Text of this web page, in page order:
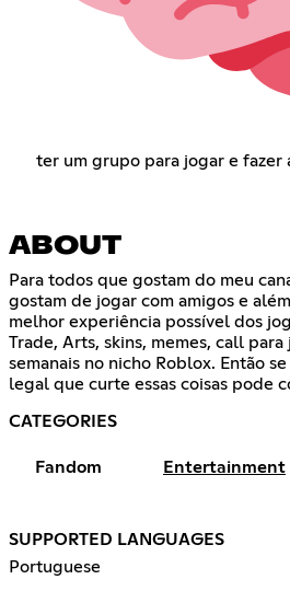
ter um grupo para jogar e fazer
ABOUT
Para todos que gostam do meu
gostam de jogar com amigos e
melhor experiência possível dos
Trade, Arts, skins, memes, call
semanais no nicho Roblox. Então
legal que curte essas coisas pode
CATEGORIES
Fandom Entertainment
SUPPORTED LANGUAGES
Portuguese